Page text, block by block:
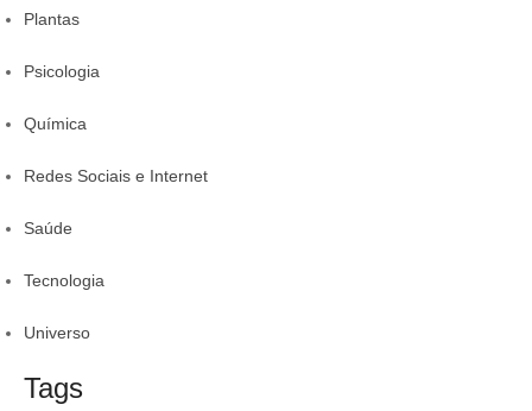
Plantas
Psicologia
Química
Redes Sociais e Internet
Saúde
Tecnologia
Universo
Tags